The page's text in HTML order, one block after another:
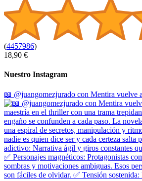
(4457986)
18,90 €
Nuestro Instagram
📖 @juangomezjurado con Mentira vuelve